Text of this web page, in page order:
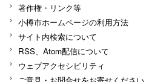
著作権・リンク等
小樽市ホームページの利用方法
サイト内検索について
RSS、Atom配信について
ウェブアクセシビリティ